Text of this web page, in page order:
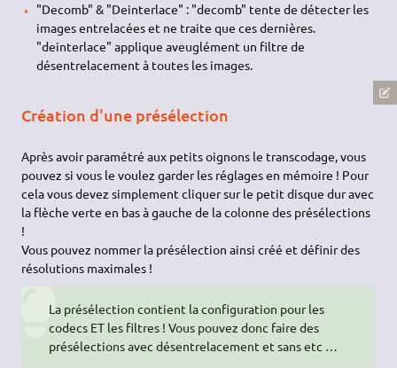
"Decomb" & "Deinterlace" : "decomb" tente de détecter les
images entrelacées et ne traite que ces dernières.
"deinterlace" applique aveuglément un filtre de
désentrelacement à toutes les images.
Création d'une présélection
Après avoir paramétré aux petits oignons le transcodage, vous
pouvez si vous le voulez garder les réglages en mémoire ! Pour
cela vous devez simplement cliquer sur le petit disque dur avec
la flèche verte en bas à gauche de la colonne des présélections
!
Vous pouvez nommer la présélection ainsi créé et définir des
résolutions maximales !
La présélection contient la configuration pour les
codecs ET les filtres ! Vous pouvez donc faire des
présélections avec désentrelacement et sans etc …